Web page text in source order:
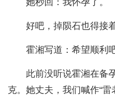
她秒回：我怀孕了。
好吧，掉陨石也得接
霍湘写道：希望顺利
此前没听说霍湘在备
克。她丈夫，我们喊作“